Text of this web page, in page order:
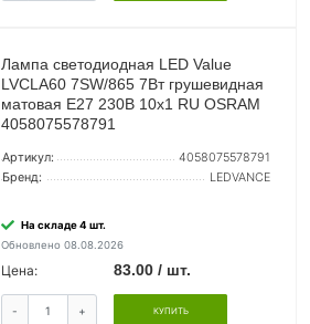
Лампа светодиодная LED Value
LVCLA60 7SW/865 7Вт грушевидная
матовая E27 230В 10х1 RU OSRAM
4058075578791
Артикул:
4058075578791
Бренд:
LEDVANCE
На складе 4 шт.
Обновлено 08.08.2026
Цена: 83.00 / шт.
- + КУПИТЬ